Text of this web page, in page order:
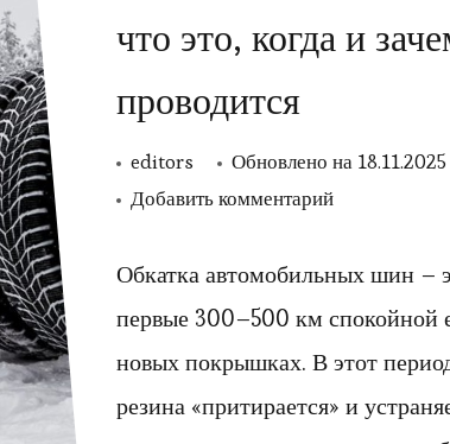
что это, когда и
проводится
editors Обновлено на 18.11.2025
Добавить комментарийк
Обкатка
зимних
что
Обкатка автомобильных шин –
первые 300–500 км спокойной
новых покрышках. В этот
резина «притирается» и